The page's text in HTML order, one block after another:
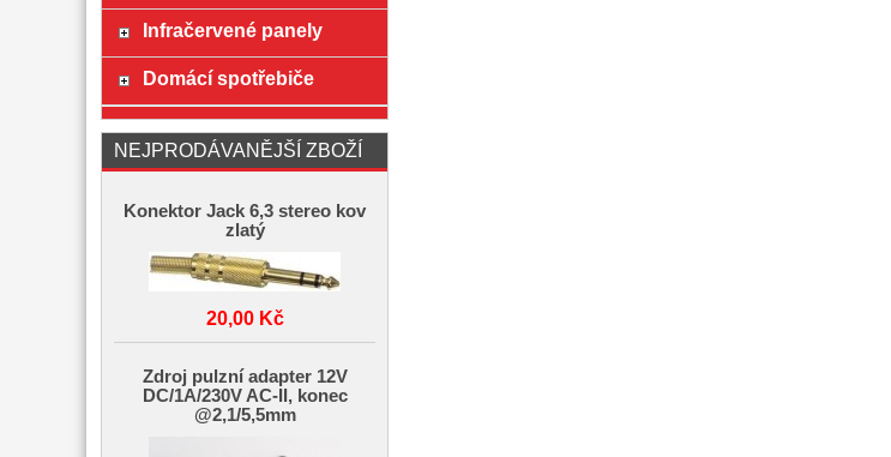
Infračervené panely
Domácí spotřebiče
NEJPRODÁVANĚJŠÍ ZBOŽÍ
Konektor Jack 6,3 stereo kov
zlatý
20,00 Kč
Zdroj pulzní adapter 12V
DC/1A/230V AC-II, konec
@2,1/5,5mm